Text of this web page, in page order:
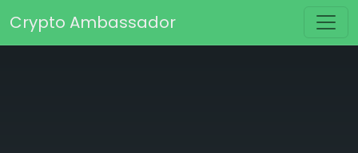
Navegación principal
Crypto Ambassador